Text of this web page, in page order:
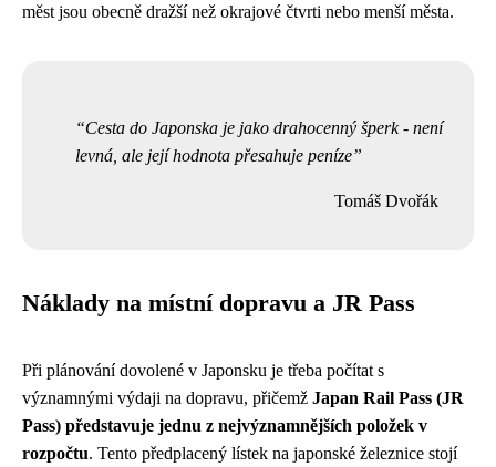
měst jsou obecně dražší než okrajové čtvrti nebo menší města.
Cesta do Japonska je jako drahocenný šperk - není
levná, ale její hodnota přesahuje peníze
Tomáš Dvořák
Náklady na místní dopravu a JR Pass
Při plánování dovolené v Japonsku je třeba počítat s
významnými výdaji na dopravu, přičemž Japan Rail Pass (JR
Pass) představuje jednu z nejvýznamnějších položek v
rozpočtu. Tento předplacený lístek na japonské železnice stojí